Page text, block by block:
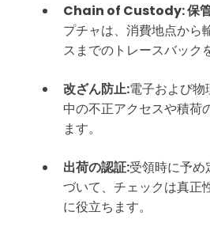
Chain of Custody: 保
プチャは、消費地点から
スまでのトレースバック
改ざん防止:電子および
中の不正アクセスや積荷
ます。
出荷の認証:受領時に予
づいて、チェックは真正
に役立ちます。